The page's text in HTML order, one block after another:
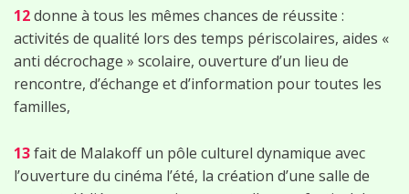
12donne à tous les mêmes chances de réussite :
activités de qualité lors des temps périscolaires, aides «
anti décrochage » scolaire, ouverture d’un lieu de
rencontre, d’échange et d’information pour toutes les
familles,
13fait de Malakoff un pôle culturel dynamique avec
l’ouverture du cinéma l’été, la création d’une salle de